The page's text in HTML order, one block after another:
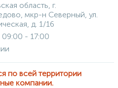
область, г.
мкр-н Северный, ул.
д. 1/16
- 17:00
по всей территории
компании.